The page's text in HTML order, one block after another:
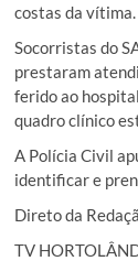
costas da vítima.
Socorristas do
prestaram
ferido ao
quadro clínico
A Polícia Civil
identificar e
Direto da
TV